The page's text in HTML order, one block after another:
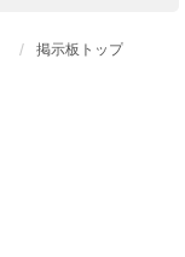
掲示板トップ